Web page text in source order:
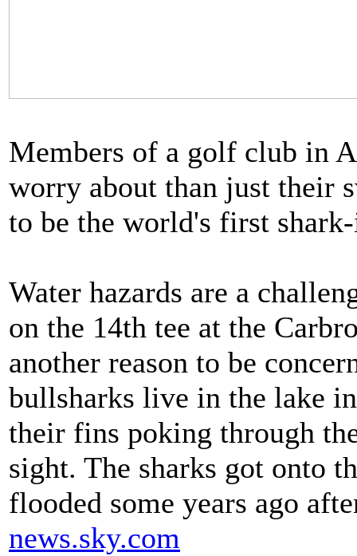
Members of a golf club in
worry about than just their
to be the world's first
Water hazards are a
on the 14th tee at the
another reason to be
bullsharks live in the lake
their fins poking through
sight. The sharks got onto
flooded some years ago
news.sky.com